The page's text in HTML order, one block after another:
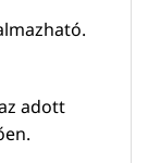
adott